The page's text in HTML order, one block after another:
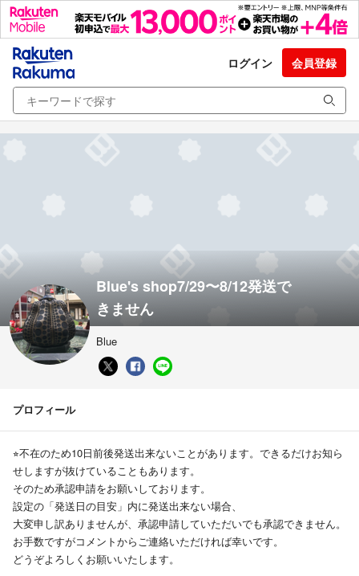
ログイン 会員登録
Blue's shop7/29〜8/12発送で
きません
Blue
プロフィール
⭐︎不在のため10日前後発送出来ないことがあります。できるだけお知ら
せしますが抜けていることもあります。
そのため承認申請をお願いしております。
設定の「発送日の目安」内に発送出来ない場合、
大変申し訳ありませんが、承認申請していただいでも承認できません。
お手数ですがコメントからご連絡いただければ幸いです。
どうぞよろしくお願いいたします。